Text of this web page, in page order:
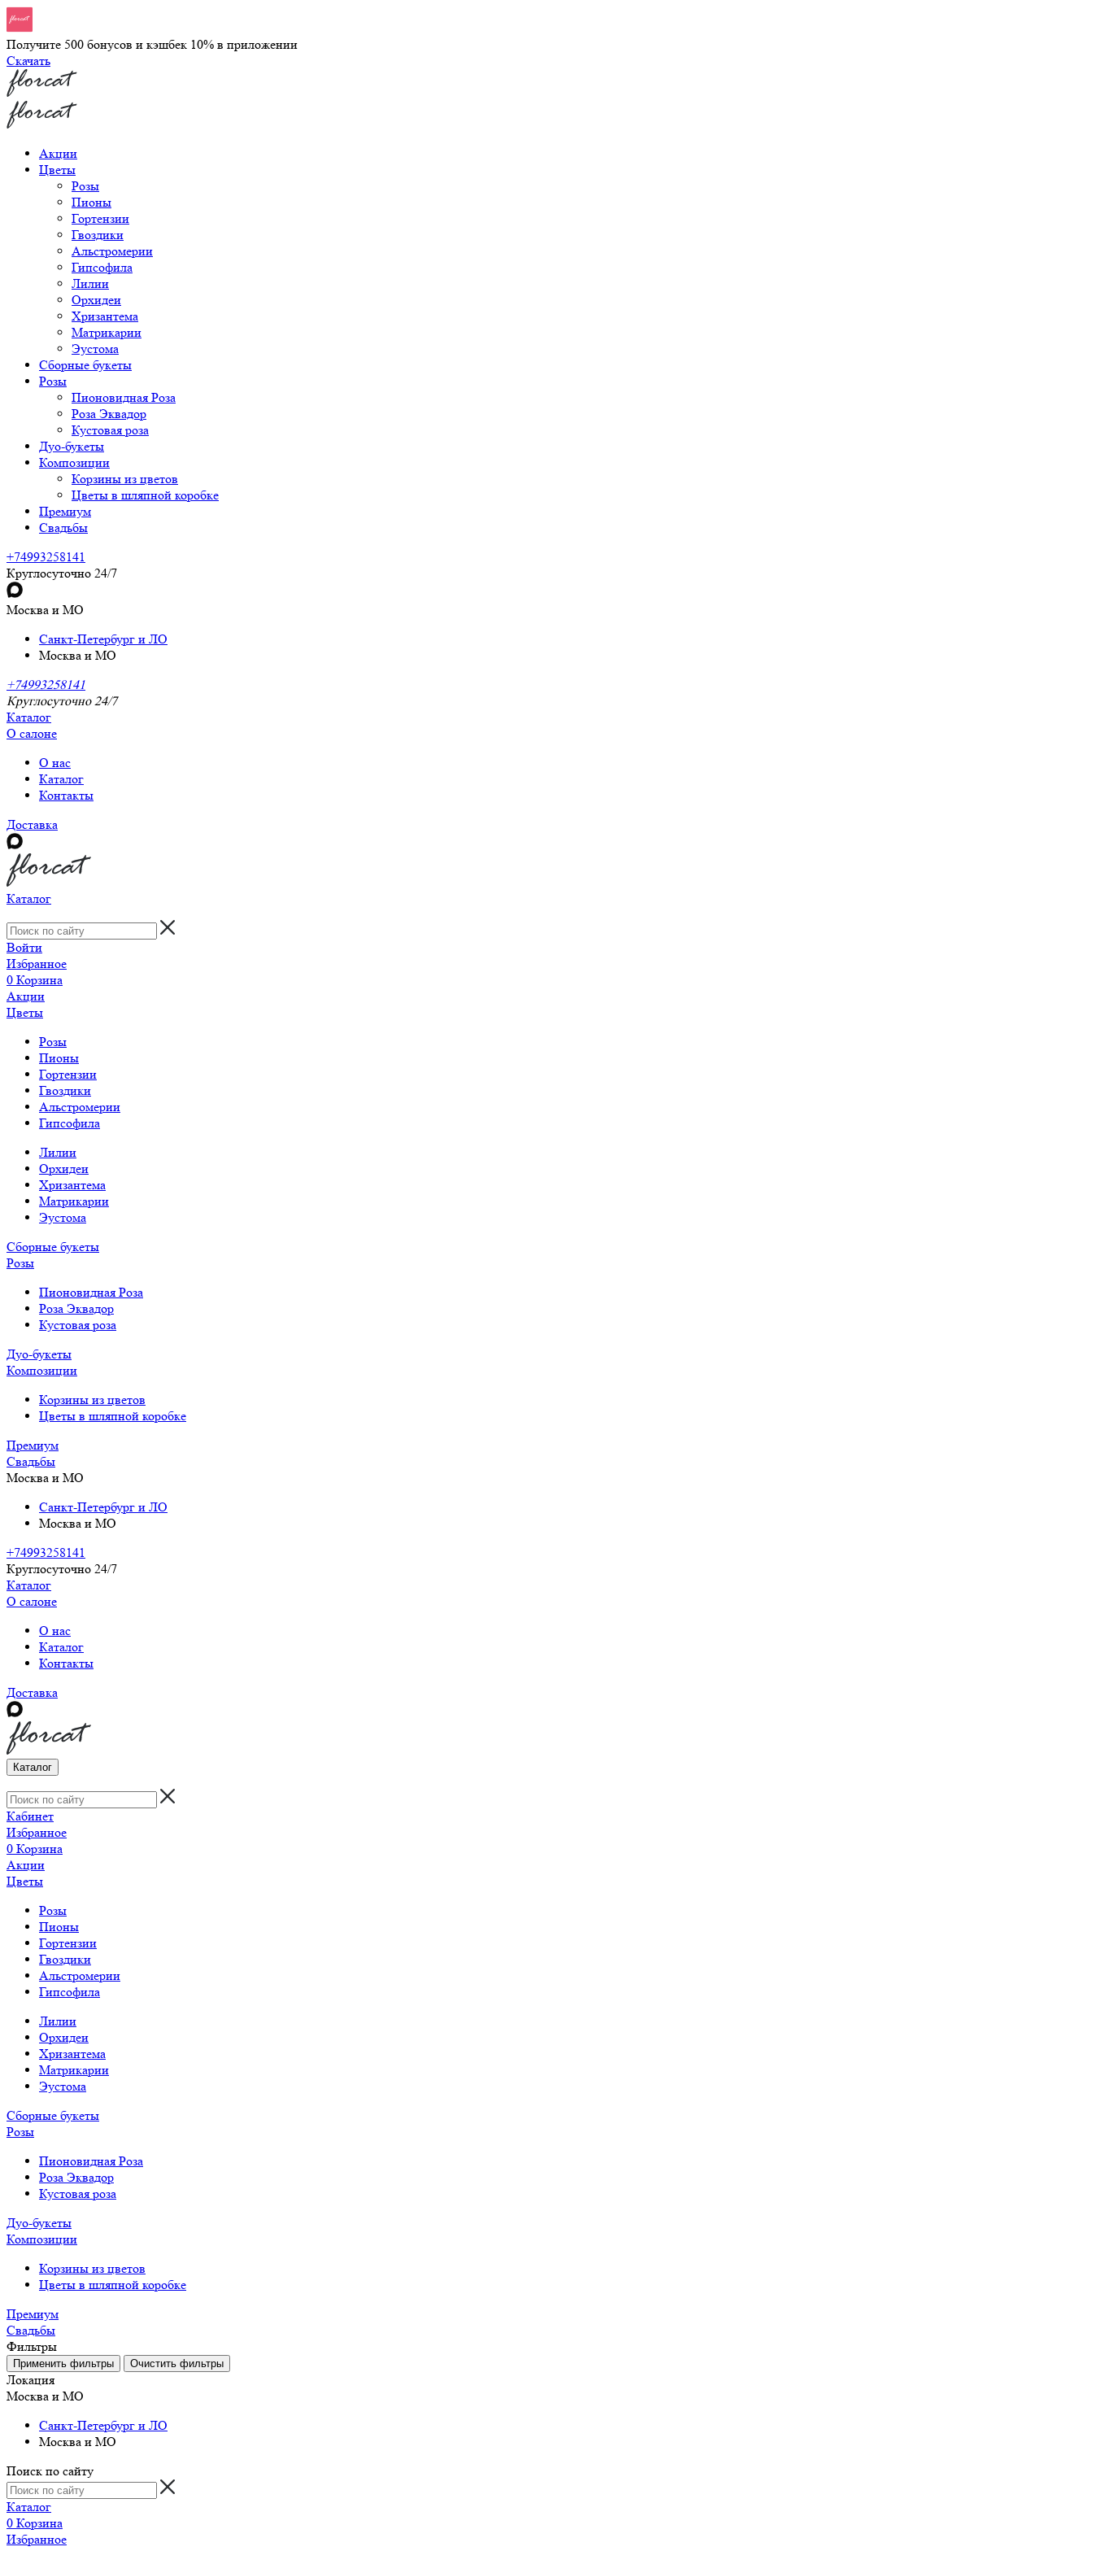
Получите 500 бонусов и кэшбек 10% в приложении
Скачать
Акции
Цветы
Розы
Пионы
Гортензии
Гвоздики
Альстромерии
Гипсофила
Лилии
Орхидеи
Хризантема
Матрикарии
Эустома
Сборные букеты
Розы
Пионовидная Роза
Роза Эквадор
Кустовая роза
Дуо-букеты
Композиции
Корзины из цветов
Цветы в шляпной коробке
Премиум
Свадьбы
+74993258141
Круглосуточно 24/7
Москва и МО
Санкт-Петербург и ЛО
Москва и МО
+74993258141
Круглосуточно 24/7
Каталог
О салоне
О нас
Каталог
Контакты
Доставка
Каталог
Войти
Избранное
0 Корзина
Акции
Цветы
Розы
Пионы
Гортензии
Гвоздики
Альстромерии
Гипсофила
Лилии
Орхидеи
Хризантема
Матрикарии
Эустома
Сборные букеты
Розы
Пионовидная Роза
Роза Эквадор
Кустовая роза
Дуо-букеты
Композиции
Корзины из цветов
Цветы в шляпной коробке
Премиум
Свадьбы
Москва и МО
Санкт-Петербург и ЛО
Москва и МО
+74993258141
Круглосуточно 24/7
Каталог
О салоне
О нас
Каталог
Контакты
Доставка
Каталог
Кабинет
Избранное
0 Корзина
Акции
Цветы
Розы
Пионы
Гортензии
Гвоздики
Альстромерии
Гипсофила
Лилии
Орхидеи
Хризантема
Матрикарии
Эустома
Сборные букеты
Розы
Пионовидная Роза
Роза Эквадор
Кустовая роза
Дуо-букеты
Композиции
Корзины из цветов
Цветы в шляпной коробке
Премиум
Свадьбы
Фильтры
Локация
Москва и МО
Санкт-Петербург и ЛО
Москва и МО
Поиск по сайту
Каталог
0 Корзина
Избранное